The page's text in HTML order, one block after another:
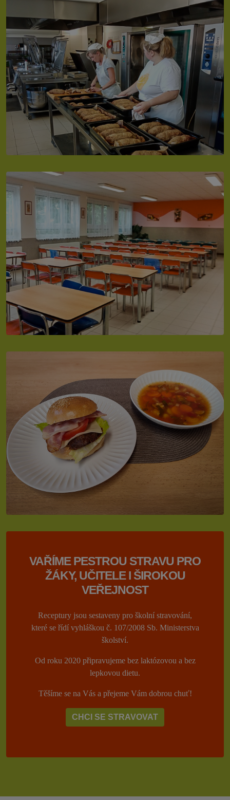
VAŘÍME PESTROU STRAVU PRO
ŽÁKY, UČITELE I ŠIROKOU
VEŘEJNOST
Receptury jsou sestaveny pro školní stravování,
které se řídí vyhláškou č. 107/2008 Sb. Ministerstva
školství.
Od roku 2020 připravujeme bez laktózovou a bez
lepkovou dietu.
Těšíme se na Vás a přejeme Vám dobrou chuť!
CHCI SE STRAVOVAT